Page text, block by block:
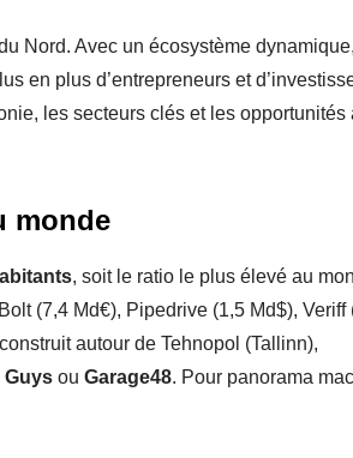
Nord. Avec un écosystème
en plus d’entrepreneurs et
les secteurs clés et les opportunités
monde
, soit le ratio le plus élevé au
(7,4 Md€), Pipedrive (1,5 Md$), Veriff
autour de Tehnopol (Tallinn),
Guys ou Garage48. Pour panorama